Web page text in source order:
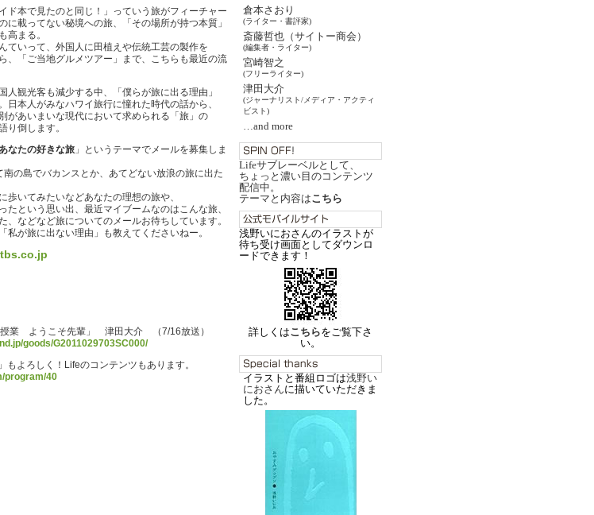
倉本さおり
(ライター・書評家)
斎藤哲也（サイトー商会）
(編集者・ライター)
宮崎智之
(フリーライター)
津田大介
(ジャーナリスト/メディア・アクティ
ビスト)
…and more
Lifeサブレーベルとして、
ちょっと濃い目のコンテンツ
配信中。
テーマと内容はこちら
浅野いにおさんのイラストが
待ち受け画面としてダウンロ
ードできます！
詳しくはこちらをご覧下さ
い。
イラストと番組ロゴは浅野い
におさんに描いていただきま
した。
ド本で見たのと同じ！」っていう旅がフィーチャー
に載ってない秘境への旅、「その場所が持つ本質」
高まる。
ていって、外国人に田植えや伝統工芸の製作を
、「ご当地グルメツアー」まで、こちらも最近の流
人観光客も減少する中、「僕らが旅に出る理由」
日本人がみなハワイ旅行に憧れた時代の話から、
があいまいな現代において求められる「旅」の
り倒します。
なたの好きな旅 」というテーマでメールを募集しま
の島でバカンスとか、あてどない放浪の旅に出た
歩いてみたいなどあなたの理想の旅や、
たという思い出、最近マイブームなのはこんな旅、
、などなど旅についてのメールお待ちしています。
私が旅に出ない理由」も教えてくださいねー。
授業 ようこそ先輩」 津田大介 （7/16放送）
goods/G2011029703SC000/
」もよろしく！Lifeのコンテンツもあります。
program/40